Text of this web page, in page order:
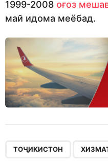
1999-2008 оғоз
май идома меёбад.
ТОҶИКИСТОН